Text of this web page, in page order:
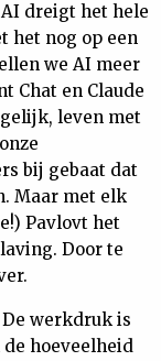
dreigt het hele
het nog op een
we AI meer
Chat en Claude
leven met
bij gebaat dat
Maar met elk
Pavlovt het
Door te
werkdruk is
hoeveelheid